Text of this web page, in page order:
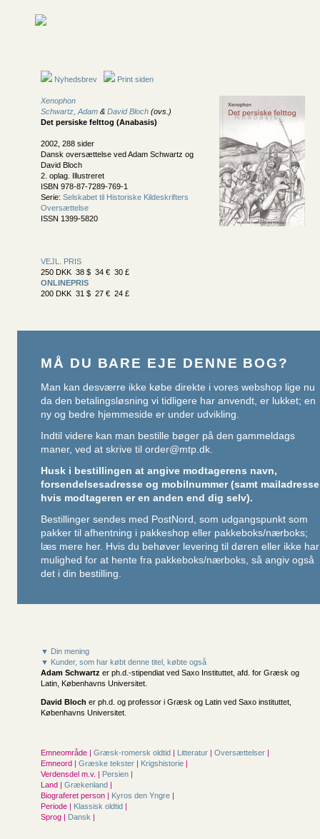
Nyhedsbrev Print siden
Xenophon
Schwartz, Adam & David Bloch (ovs.)
Det persiske felttog (Anabasis)
2002, 288 sider
Dansk oversættelse ved Adam Schwartz og
David Bloch
2. oplag. Illustreret
ISBN 978-87-7289-769-1
Serie: Selskabet til Historiske Kildeskrifters
Oversættelse
ISSN 1399-5820
VEJL. PRIS
250 DKK 38 $ 34 € 30 £
ONLINEPRIS
200 DKK 31 $ 27 € 24 £
MÅ DU BARE EJE DENNE BOG?
Man kan desværre ikke købe direkte i vores webshop lige nu
da den betalingsløsning vi tidligere har anvendt, er lukket; en
ny og bedre hjemmeside er under udvikling.
Indtil videre kan man bestille bøger på den gammeldags
maner, ved at skrive til order@mtp.dk.
Husk i bestillingen at angive modtagerens navn,
forsendelsesadresse og mobilnummer (samt mailadresse
hvis modtageren er en anden end dig selv).
Bestillinger sendes med PostNord, som udgangspunkt som
pakker til afhentning i pakkeshop eller pakkeboks/nærboks;
læs mere her. Hvis du behøver levering til døren eller ikke har
mulighed for at hente fra pakkeboks/nærboks, så angiv også
det i din bestilling.
▼ Din mening
▼ Kunder, som har købt denne titel, købte også
Adam Schwartz er ph.d.-stipendiat ved Saxo Instituttet, afd. for Græsk og
Latin, Københavns Universitet.
David Bloch er ph.d. og professor i Græsk og Latin ved Saxo instituttet,
Københavns Universitet.
Emneområde | Græsk-romersk oldtid | Litteratur | Oversættelser |
Emneord | Græske tekster | Krigshistorie |
Verdensdel m.v. | Persien |
Land | Grækenland |
Biograferet person | Kyros den Yngre |
Periode | Klassisk oldtid |
Sprog | Dansk |